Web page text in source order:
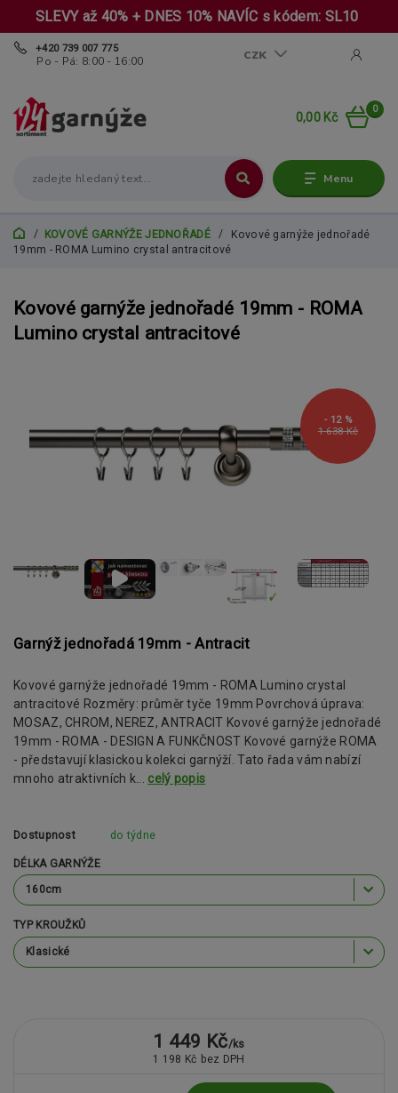
SLEVY až 40% + DNES 10% NAVÍC s kódem: SL10
Menu
CZK
+420 739 007 775
Po - Pá: 8:00 - 16:00
0
0,00 Kč
KOVOVÉ GARNÝŽE JEDNOŘADÉ
Kovové garnýže jednořadé
19mm - ROMA Lumino crystal antracitové
Kovové garnýže jednořadé 19mm - ROMA
Lumino crystal antracitové
1 638 Kč
- 12 %
Garnýž jednořadá 19mm - Antracit
Kovové garnýže jednořadé 19mm - ROMA Lumino crystal
antracitové Rozměry: průměr tyče 19mm Povrchová úprava:
MOSAZ, CHROM, NEREZ, ANTRACIT Kovové garnýže jednořadé
19mm - ROMA - DESIGN A FUNKČNOST Kovové garnýže ROMA
- představují klasickou kolekci garnýží. Tato řada vám nabízí
mnoho atraktivních k... celý popis
Dostupnost do týdne
DÉLKA GARNÝŽE
TYP KROUŽKŮ
1 449 Kč/ks
1 198 Kč bez DPH